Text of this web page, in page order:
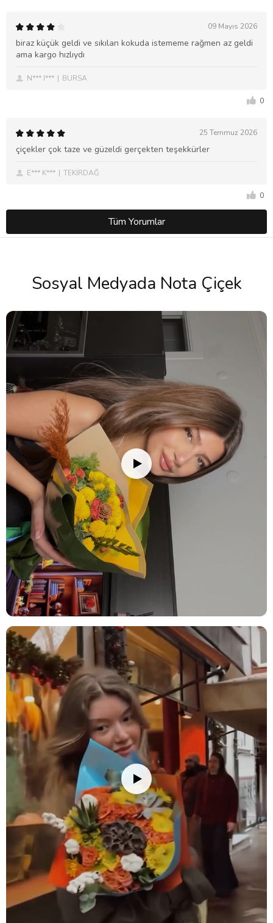
09 Mayıs 2026
biraz küçük geldi ve sıkılan kokuda istememe rağmen az geldi
ama kargo hızlıydı
N*** I*** BURSA
0
25 Temmuz 2026
çiçekler çok taze ve güzeldi gerçekten teşekkürler
E*** K*** TEKİRDAĞ
0
Tüm Yorumlar
Sosyal Medyada Nota Çiçek